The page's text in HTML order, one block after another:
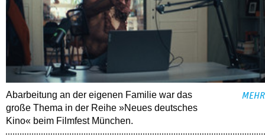
Abarbeitung an der eigenen Familie war das
große Thema in der Reihe »Neues deutsches
Kino« beim Filmfest München.
MEHR